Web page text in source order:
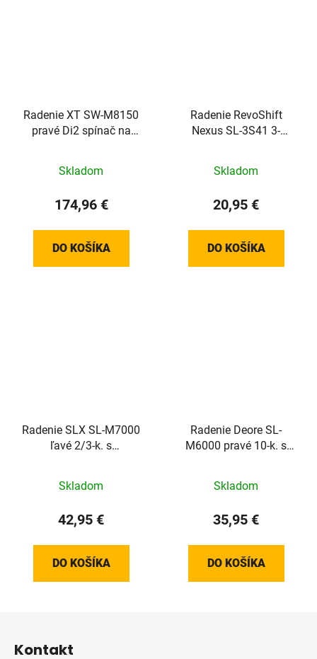
Radenie XT SW-M8150
pravé Di2 spínač na
Skladom
174,96 €
DO KOŠÍKA
Radenie RevoShift
Nexus SL-3S41 3-
Skladom
20,95 €
DO KOŠÍKA
Radenie SLX SL-M7000
ľavé 2/3-k. s
Skladom
42,95 €
DO KOŠÍKA
Radenie Deore SL-
M6000 pravé 10-k. s
Skladom
35,95 €
DO KOŠÍKA
Kontakt